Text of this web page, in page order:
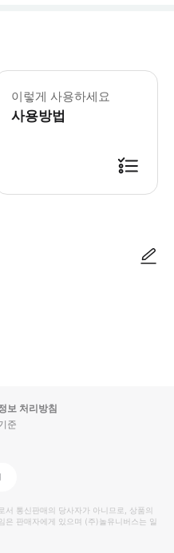
약 후 호스트의 주소가 공유됩니
이렇게 사용하세요
사용방법
보 처리방침
준
서 통신판매의 당사자가 아니므로, 상품의
은 판매자에게 있으며 (주)놀유니버스는 일